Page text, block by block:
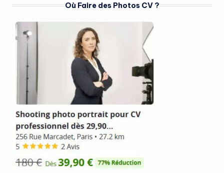
Où Faire des Photos CV ?